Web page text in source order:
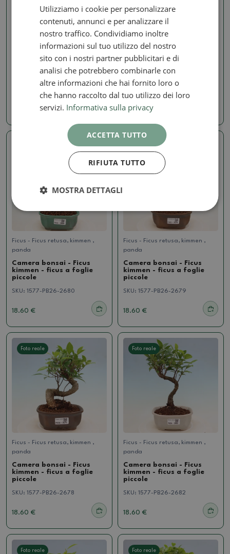
Camera bonsai - Ficus
kimmen - ficus a foglie
panda
Camera bonsai - Ficus
kimmen - ficus a foglie
24.39 €
Ficus - Ficus retusa, kimmen ,
panda
Camera bonsai - Ficus
kimmen - ficus a foglie
piccole
SKU: 1577-PB26-2680
18.60 €
Foto reale
Ficus - Ficus retusa, kimmen ,
panda
Camera bonsai - Ficus
kimmen - ficus a foglie
piccole
SKU: 1577-PB26-2679
18.60 €
Foto reale
Ficus - Ficus retusa, kimmen ,
panda
Camera bonsai - Ficus
kimmen - ficus a foglie
piccole
SKU: 1577-PB26-2678
18.60 €
Foto reale
Ficus - Ficus retusa, kimmen ,
panda
Camera bonsai - Ficus
kimmen - ficus a foglie
piccole
SKU: 1577-PB26-2682
18.60 €
Foto reale Foto reale
Utilizziamo i cookie per personalizzare
contenuti, annunci e per analizzare il
nostro traffico. Condividiamo inoltre
informazioni sul tuo utilizzo del nostro
sito con i nostri partner pubblicitari e di
analisi che potrebbero combinarle con
altre informazioni che hai fornito loro o
che hanno raccolto dal tuo utilizzo dei loro
servizi. Informativa sulla privacy
ACCETTA TUTTO
RIFIUTA TUTTO
MOSTRA DETTAGLI